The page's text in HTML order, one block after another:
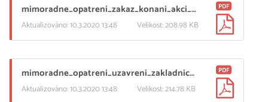
mimoradne_opatreni_zakaz_konani_akci_nad_100_osob_od_18_hodin_dne_10_3_2020.pdf
Aktualizováno: 10.3.2020 13:48 Velikost: 208.98 KB
PDF
mimoradne_opatreni_uzavreni_zakladnich_strednich_a_vysokych_skol_od_11_3_2020.pdf
Aktualizováno: 10.3.2020 13:48 Velikost: 214.78 KB
PDF